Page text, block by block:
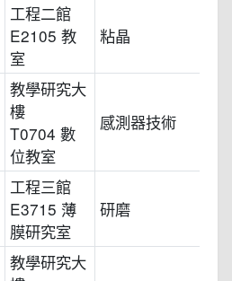
工程二館
E2105 教
室
粘晶
教學研究大
樓
T0704 數
位教室
感測器技術
工程三館
E3715 薄
膜研究室
研磨
教學研究大